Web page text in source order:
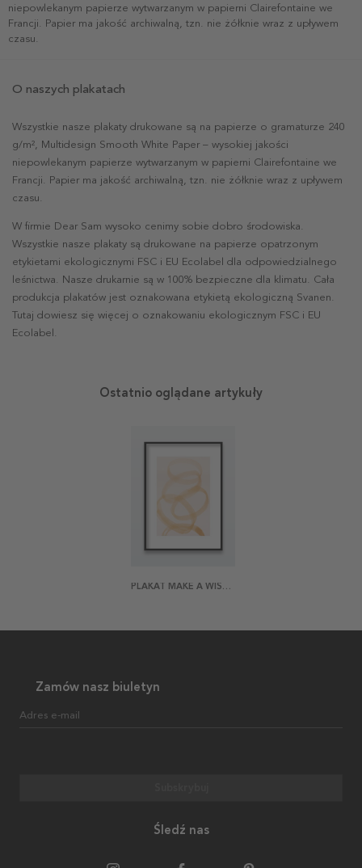
niepowlekanym papierze wytwarzanym w papierni Clairefontaine we
Francji. Papier ma jakość archiwalną, tzn. nie żółknie wraz z upływem
czasu.
O naszych plakatach
Wszystkie nasze plakaty drukowane są na papierze o gramaturze 240
g/m², Multidesign Smooth White Paper – wysokiej jakości
niepowlekanym papierze wytwarzanym w papierni Clairefontaine we
Francji. Papier ma jakość archiwalną, tzn. nie żółknie wraz z upływem
czasu.
W firmie Dear Sam wysoko cenimy sobie dobro środowiska.
Wszystkie nasze plakaty są drukowane na papierze opatrzonym
etykietami ekologicznymi FSC i EU Ecolabel dla odpowiedzialnego
leśnictwa. Nasze drukarnie są w 100% bezpieczne dla klimatu. Cała
produkcja plakatów jest oznakowana etykietą ekologiczną Svanen.
Tutaj dowiesz się więcej o oznakowaniu ekologicznym FSC i EU
Ecolabel.
Ostatnio oglądane artykuły
PLAKAT MAKE A WISH 2
Zamów nasz biuletyn
Adres e-mail
Śledź nas